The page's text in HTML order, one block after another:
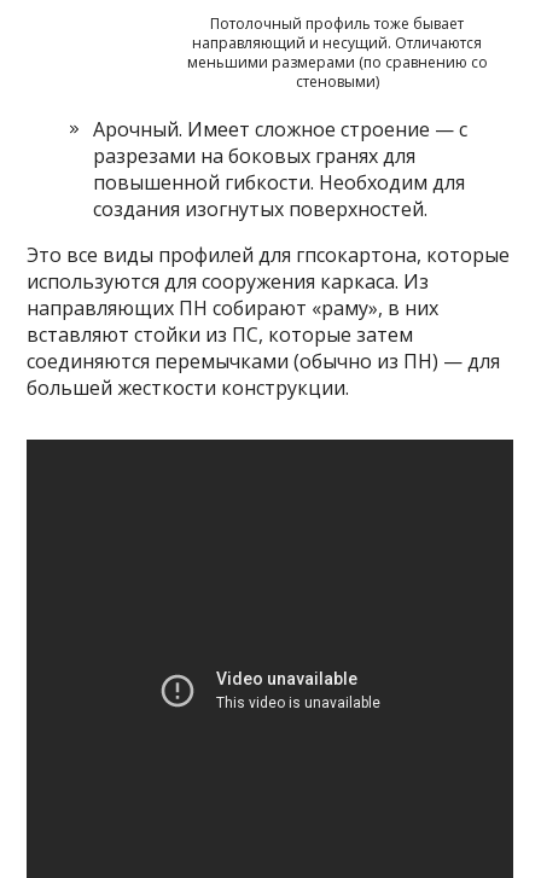
Потолочный профиль тоже бывает
направляющий и несущий. Отличаются
меньшими размерами (по сравнению со
стеновыми)
Арочный. Имеет сложное строение — с
разрезами на боковых гранях для
повышенной гибкости. Необходим для
создания изогнутых поверхностей.
Это все виды профилей для гпсокартона, которые
используются для сооружения каркаса. Из
направляющих ПН собирают «раму», в них
вставляют стойки из ПС, которые затем
соединяются перемычками (обычно из ПН) — для
большей жесткости конструкции.